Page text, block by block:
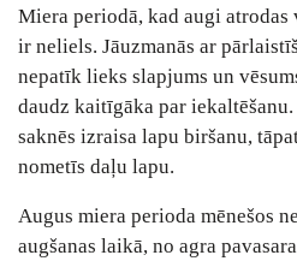
Miera periodā, kad augi atrodas
ir neliels. Jāuzmanās ar
nepatīk lieks slapjums un
daudz kaitīgāka par
saknēs izraisa lapu biršanu,
nometīs daļu lapu.
Augus miera perioda mēnešos
augšanas laikā, no agra